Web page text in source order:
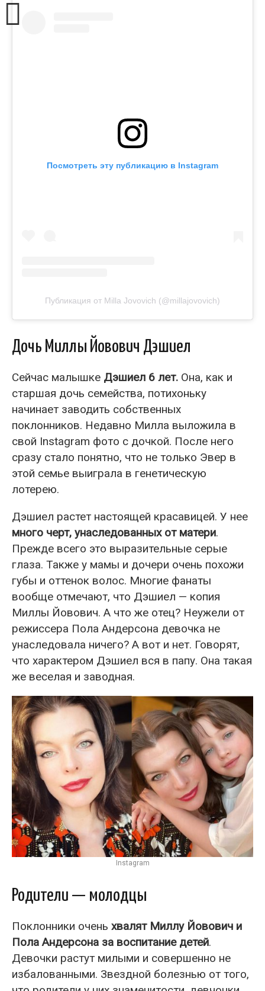
Посмотреть эту публикацию в Instagram
Публикация от Milla Jovovich (@millajovovich)
Дочь Миллы Йовович Дэшиел
Сейчас малышке Дэшиел 6 лет. Она, как и
старшая дочь семейства, потихоньку
начинает заводить собственных
поклонников. Недавно Милла выложила в
свой Instagram фото с дочкой. После него
сразу стало понятно, что не только Эвер в
этой семье выиграла в генетическую
лотерею.
Дэшиел растет настоящей красавицей. У нее
много черт, унаследованных от матери.
Прежде всего это выразительные серые
глаза. Также у мамы и дочери очень похожи
губы и оттенок волос. Многие фанаты
вообще отмечают, что Дэшиел — копия
Миллы Йовович. А что же отец? Неужели от
режиссера Пола Андерсона девочка не
унаследовала ничего? А вот и нет. Говорят,
что характером Дэшиел вся в папу. Она такая
же веселая и заводная.
Instagram
Родители — молодцы
Поклонники очень хвалят Миллу Йовович и
Пола Андерсона за воспитание детей.
Девочки растут милыми и совершенно не
избалованными. Звездной болезнью от того,